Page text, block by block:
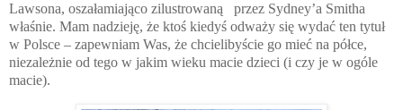
Lawsona, oszałamiająco zilustrowaną
przez Sydney’a Smitha
właśnie. Mam nadzieję, że ktoś kiedyś odważy się wydać ten tytuł
w Polsce – zapewniam Was, że chcielibyście go mieć na półce,
niezależnie od tego w jakim wieku macie dzieci (i czy je w ogóle
macie).